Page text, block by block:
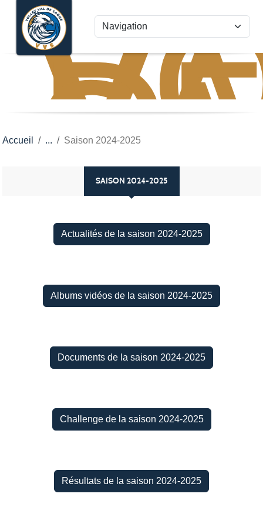
Accueil Saison 2024-2025
SAISON 2024-2025
Actualités de la saison 2024-2025
Albums vidéos de la saison 2024-2025
Documents de la saison 2024-2025
Challenge de la saison 2024-2025
Résultats de la saison 2024-2025
Panneau de gestion des cookies